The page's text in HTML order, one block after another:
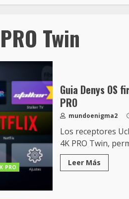
Twin
PRO
Guia Denys OS
PRO
mundoenigma2
Los receptores
4K PRO Twin,
Leer Más